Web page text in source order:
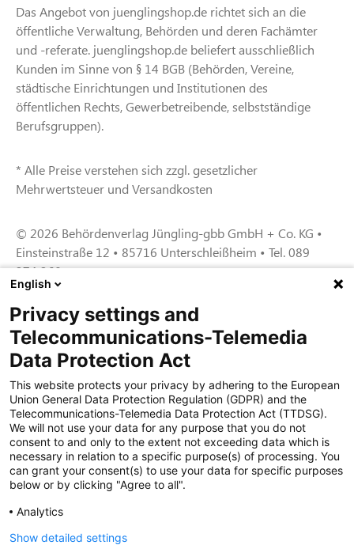
Das Angebot von juenglingshop.de richtet sich an die
öffentliche Verwaltung, Behörden und deren Fachämter
und -referate. juenglingshop.de beliefert ausschließlich
Kunden im Sinne von § 14 BGB (Behörden, Vereine,
städtische Einrichtungen und Institutionen des
öffentlichen Rechts, Gewerbetreibende, selbstständige
Berufsgruppen).
* Alle Preise verstehen sich zzgl. gesetzlicher
Mehrwertsteuer und Versandkosten
© 2026 Behördenverlag Jüngling-gbb GmbH + Co. KG •
Einsteinstraße 12 • 85716 Unterschleißheim • Tel. 089
374 360
Zertifiziert für das Sicherheitsmanagem
entsystem unter TU4® durch TÜViT Essen
Zertifiziert für das QM-System nach DIN EN
ISO 9001: 2015, Reg.-Nr. 44 100 091350
durch TÜV NORD CERT
Zertifiziert für Sicherheits- und
English
Privacy settings and
Telecommunications-Telemedia
Data Protection Act
This website protects your privacy by adhering to the European
Union General Data Protection Regulation (GDPR) and the
Telecommunications-Telemedia Data Protection Act (TTDSG).
We will not use your data for any purpose that you do not
consent to and only to the extent not exceeding data which is
necessary in relation to a specific purpose(s) of processing. You
can grant your consent(s) to use your data for specific purposes
below or by clicking "Agree to all".
Analytics
Show detailed settings